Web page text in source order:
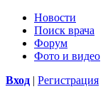
Новости
Поиск врача
Форум
Фото и видео
Вход | Регистрация